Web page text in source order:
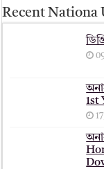
Recent Nationa
1st